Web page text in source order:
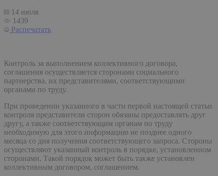
14 июля
1439
Распечатать
Контроль за выполнением коллективного договора,
соглашения осуществляется сторонами социального
партнерства, их представителями, соответствующими
органами по труду.
При проведении указанного в части первой настоящей статьи
контроля представители сторон обязаны предоставлять друг
другу, а также соответствующим органам по труду
необходимую для этого информацию не позднее одного
месяца со дня получения соответствующего запроса. Стороны
осуществляют указанный контроль в порядке, установленном
сторонами. Такой порядок может быть также установлен
коллективным договором, соглашением.